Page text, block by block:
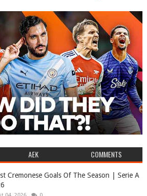
AEK COMMENTS
Cremonese Goals Of The Season | Serie A